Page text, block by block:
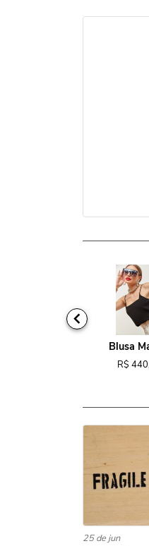
Blusa
R$
25 de jun